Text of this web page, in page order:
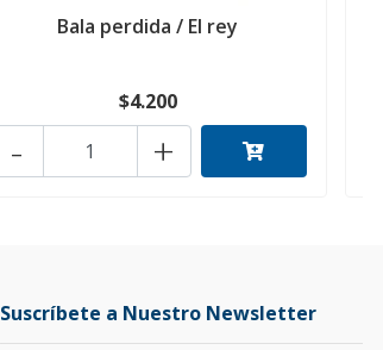
Bala perdida / El rey
$4.200
+
-
Suscríbete a Nuestro Newsletter